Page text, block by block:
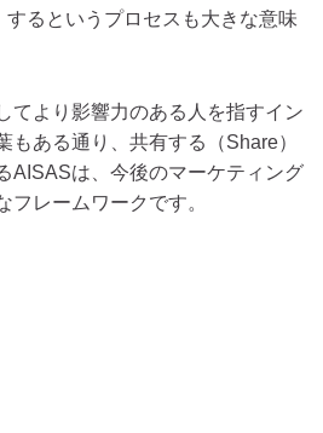
るというプロセスも大きな意味
てより影響力のある人を指すイン
もある通り、共有する（Share）
AISASは、今後のマーケティング
フレームワークです。